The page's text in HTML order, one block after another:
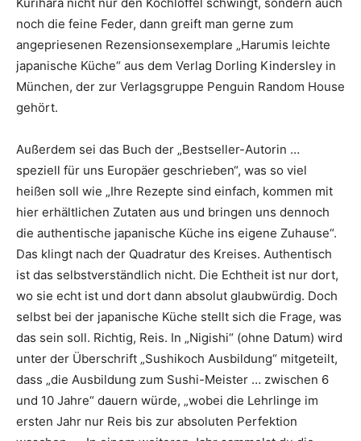
Kurihara nicht nur den Kochlöffel schwingt, sondern auch
noch die feine Feder, dann greift man gerne zum
angepriesenen Rezensionsexemplare „Harumis leichte
japanische Küche“ aus dem Verlag Dorling Kindersley in
München, der zur Verlagsgruppe Penguin Random House
gehört.
Außerdem sei das Buch der „Bestseller-Autorin …
speziell für uns Europäer geschrieben“, was so viel
heißen soll wie „Ihre Rezepte sind einfach, kommen mit
hier erhältlichen Zutaten aus und bringen uns dennoch
die authentische japanische Küche ins eigene Zuhause“.
Das klingt nach der Quadratur des Kreises. Authentisch
ist das selbstverständlich nicht. Die Echtheit ist nur dort,
wo sie echt ist und dort dann absolut glaubwürdig. Doch
selbst bei der japanische Küche stellt sich die Frage, was
das sein soll. Richtig, Reis. In „Nigishi“ (ohne Datum) wird
unter der Überschrift „Sushikoch Ausbildung“ mitgeteilt,
dass „die Ausbildung zum Sushi-Meister … zwischen 6
und 10 Jahre“ dauern würde, „wobei die Lehrlinge im
ersten Jahr nur Reis bis zur absoluten Perfektion